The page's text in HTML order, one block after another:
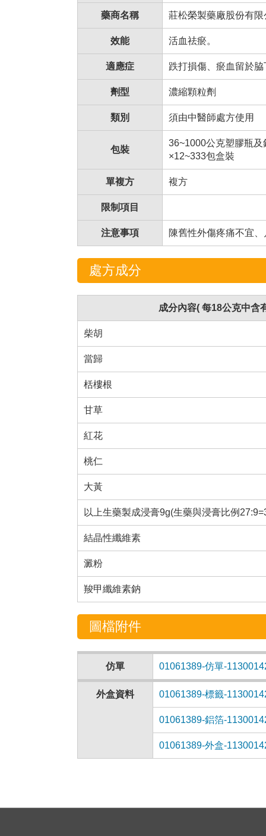
藥商名稱 莊松榮製藥廠股份有
效能 活血祛瘀。
適應症 跌打損傷、瘀血留於
劑型 濃縮顆粒劑
類別 須由中醫師處方使用
包裝
36~1000公克塑膠瓶
×12~333包盒裝
單複方 複方
限制項目
注意事項 陳舊性外傷疼痛不宜
處方成分
成分內容( 每18公克中含
柴胡
當歸
栝樓根
甘草
紅花
桃仁
大黃
以上生藥製成浸膏9g(生藥與浸膏比例
結晶性纖維素
澱粉
羧甲纖維素鈉
圖檔附件
仿單 01061389-仿單-
外盒資料 01061389-標籤-
01061389-鋁箔-
01061389-外盒-